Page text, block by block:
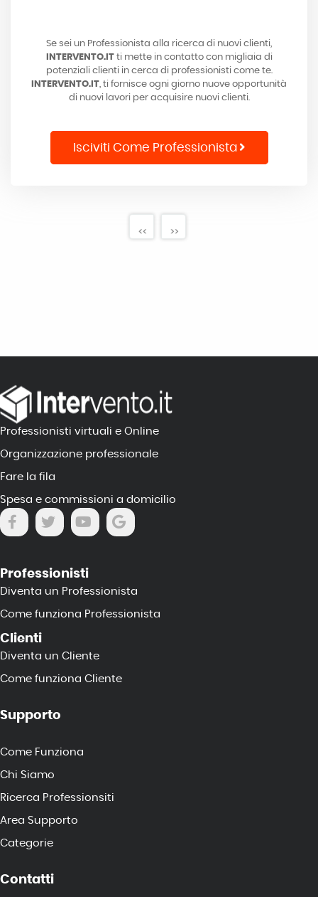
Se sei un Professionista alla ricerca di nuovi clienti,
INTERVENTO.ITti mette in contatto con migliaia di
potenziali clienti in cerca di professionisti come te.
INTERVENTO.IT, ti fornisce ogni giorno nuove opportunità
di nuovi lavori per acquisire nuovi clienti.
Isciviti Come Professionista
<< >>
Professionisti virtuali e Online
Organizzazione professionale
Fare la fila
Spesa e commissioni a domicilio
Professionisti
Diventa un Professionista
Come funziona Professionista
Clienti
Diventa un Cliente
Come funziona Cliente
Supporto
Come Funziona
Chi Siamo
Ricerca Professionsiti
Area Supporto
Categorie
Contatti